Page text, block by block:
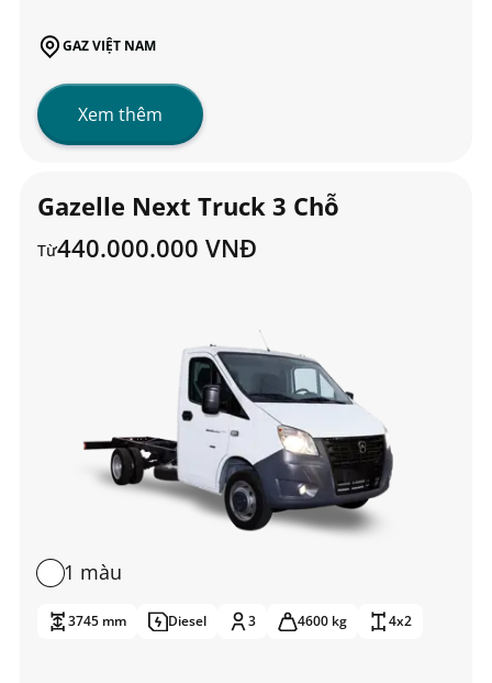
GAZ VIỆT NAM
Xem thêm
Gazelle Next Truck 3 Chỗ
Từ440.000.000 VNĐ
1 màu
3745 mm Diesel 3 4600 kg 4x2